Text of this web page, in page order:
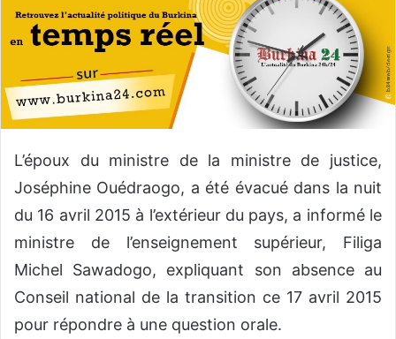
o
y
r
u
o
u
r
e
l
L’époux du ministre de la ministre de justice,
Joséphine Ouédraogo, a été évacué dans la nuit
du 16 avril 2015 à l’extérieur du pays, a informé le
ministre de l’enseignement supérieur, Filiga
Michel Sawadogo, expliquant son absence au
Conseil national de la transition ce 17 avril 2015
pour répondre à une question orale.